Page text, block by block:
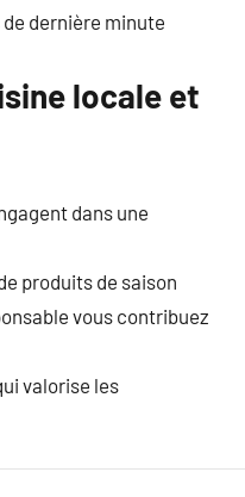
dernière minute
locale et
dans une
produits de saison
vous contribuez
valorise les